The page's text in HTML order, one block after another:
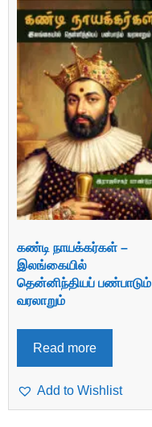
கண்டி நாயக்கர்கள் –
இலங்கையில்
தென்னிந்தியப் பண்பாடும்
வரலாறும்
Read more
Add to Wishlist